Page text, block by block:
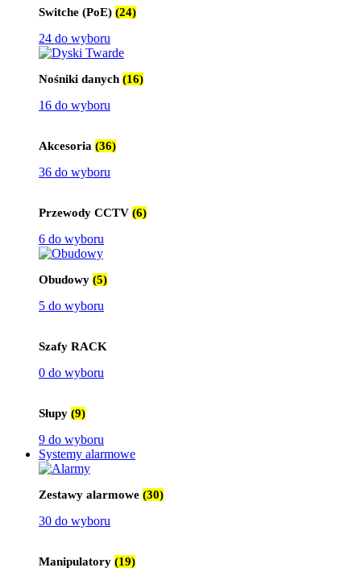
Switche (PoE) (24)
24 do wyboru
Nośniki danych (16)
16 do wyboru
Akcesoria (36)
36 do wyboru
Przewody CCTV (6)
6 do wyboru
Obudowy (5)
5 do wyboru
Szafy RACK
0 do wyboru
Słupy (9)
9 do wyboru
Systemy alarmowe
Zestawy alarmowe (30)
30 do wyboru
Manipulatory (19)